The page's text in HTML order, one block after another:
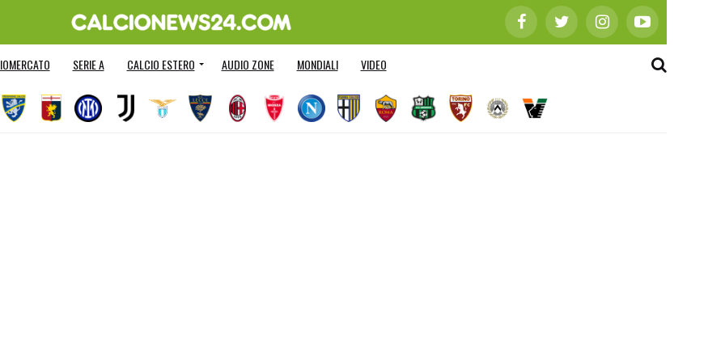
SERIE A CALCIO ESTERO AUDIO ZONE MONDIALI VIDEO